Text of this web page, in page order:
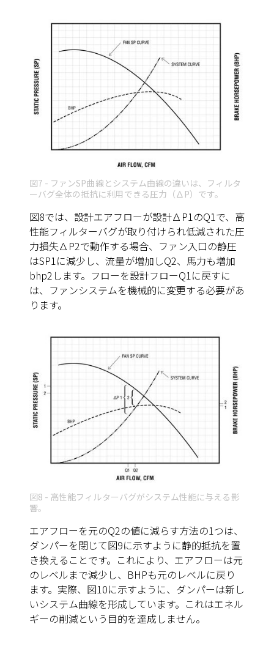
図7 - ファンSP曲線とシステム曲線の違いは、フィルタ
ーバグ全体の抵抗に利用できる圧力（∆P）です。
図8では、設計エアフローが設計∆P1のQ1で、高
性能フィルターバグが取り付けられ低減された圧
力損失∆P2で動作する場合、ファン入口の静圧
はSP1に減少し、流量が増加しQ2、馬力も増加
bhp2します。フローを設計フローQ1に戻すに
は、ファンシステムを機械的に変更する必要があ
ります。
図8 - 高性能フィルターバグがシステム性能に与える影
響。
エアフローを元のQ2の値に減らす方法の1つは、
ダンパーを閉じて図9に示すように静的抵抗を置
き換えることです。これにより、エアフローは元
のレベルまで減少し、BHPも元のレベルに戻り
ます。実際、 図10に示すように、ダンパーは新し
いシステム曲線を形成しています。これはエネル
ギーの削減という目的を達成しません。